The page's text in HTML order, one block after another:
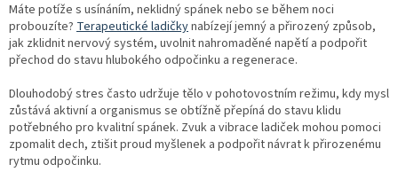
Máte potíže s usínáním, neklidný spánek nebo se během noci
probouzíte? Terapeutické ladičkynabízejí jemný a přirozený způsob,
jak zklidnit nervový systém, uvolnit nahromaděné napětí a podpořit
přechod do stavu hlubokého odpočinku a regenerace.
Dlouhodobý stres často udržuje tělo v pohotovostním režimu, kdy mysl
zůstává aktivní a organismus se obtížně přepíná do stavu klidu
potřebného pro kvalitní spánek. Zvuk a vibrace ladiček mohou pomoci
zpomalit dech, ztišit proud myšlenek a podpořit návrat k přirozenému
rytmu odpočinku.